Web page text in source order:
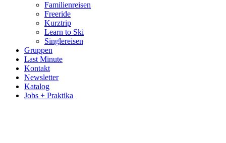
Familienreisen
Freeride
Kurztrip
Learn to Ski
Singlereisen
Gruppen
Last Minute
Kontakt
Newsletter
Katalog
Jobs + Praktika